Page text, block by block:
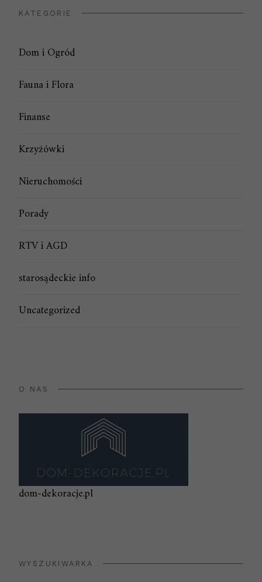
KATEGORIE
Dom i Ogród
Fauna i Flora
Finanse
Krzyżówki
Nieruchomości
Porady
RTV i AGD
starosądeckie info
Uncategorized
O NAS
dom-dekoracje.pl
WYSZUKIWARKA